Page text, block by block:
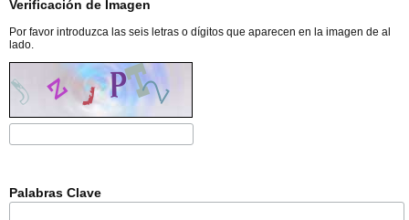
Verificación de Imagen
Por favor introduzca las seis letras o dígitos que aparecen en la imagen de al
lado.
Palabras Clave